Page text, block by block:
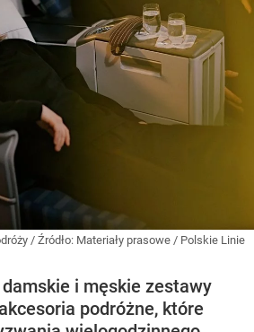
/ Źródło: Materiały prasowe / Polskie Linie
i męskie zestawy
podróżne, które